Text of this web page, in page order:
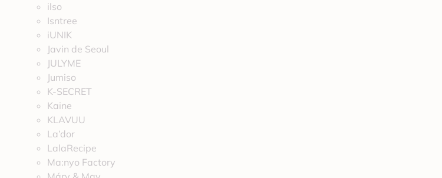
ilso
Isntree
iUNIK
Javin de Seoul
JULYME
Jumiso
K-SECRET
Kaine
KLAVUU
La’dor
LalaRecipe
Ma:nyo Factory